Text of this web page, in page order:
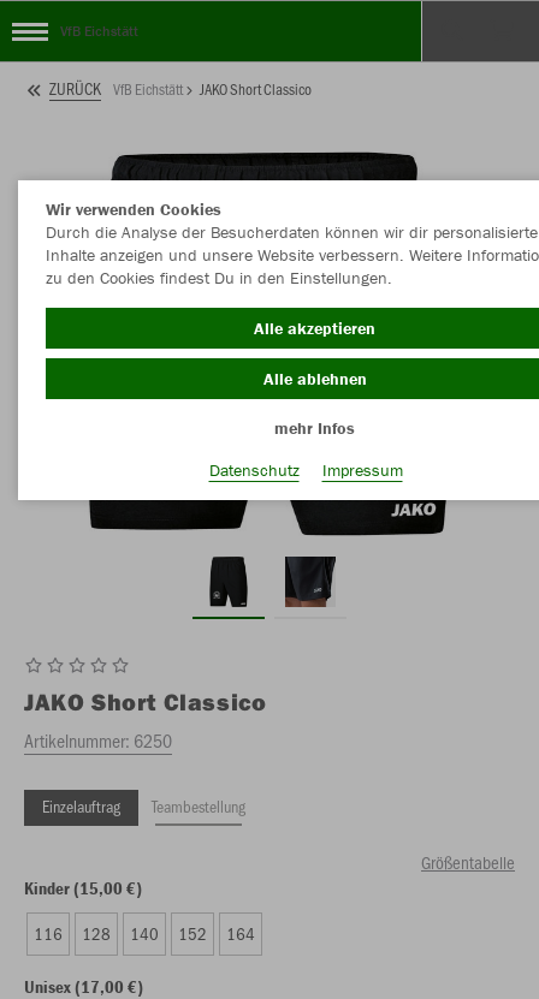
VfB Eichstätt
ZURÜCK VfB Eichstätt JAKO Short Classico
JAKO Short Classico
Artikelnummer: 6250
Einzelauftrag Teambestellung
Größentabelle
Kinder (15,00 €)
116 128 140 152 164
Unisex (17,00 €)
Wir verwenden Cookies
Durch die Analyse der Besucherdaten können wir dir personalisierte
Inhalte anzeigen und unsere Website verbessern. Weitere
zu den Cookies findest Du in den Einstellungen.
Alle akzeptieren
Alle ablehnen
mehr Infos
Datenschutz
Impressum